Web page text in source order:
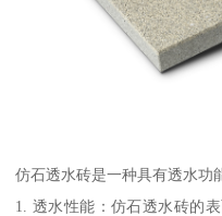
仿石透水砖是一种具有透水功
1. 透水性能：仿石透水砖的